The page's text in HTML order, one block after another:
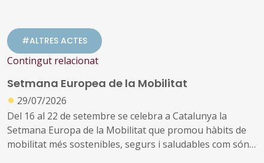
#ALTRES ACTES
Contingut relacionat
Setmana Europea de la Mobilitat
● 29/07/2026
Del 16 al 22 de setembre se celebra a Catalunya la
Setmana Europa de la Mobilitat que promou hàbits de
mobilitat més sostenibles, segurs i saludables com són